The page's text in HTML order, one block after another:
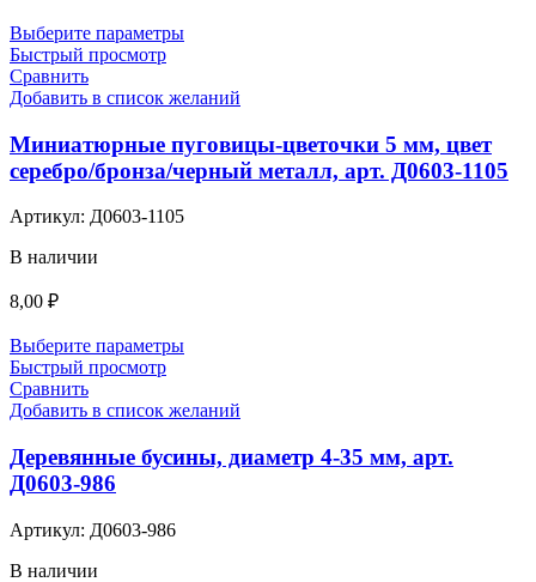
Выберите параметры
Быстрый просмотр
Сравнить
Добавить в список желаний
Миниатюрные пуговицы-цветочки 5 мм, цвет
серебро/бронза/черный металл, арт. Д0603-1105
Артикул: Д0603-1105
В наличии
8,00 ₽
Выберите параметры
Быстрый просмотр
Сравнить
Добавить в список желаний
Деревянные бусины, диаметр 4-35 мм, арт.
Д0603-986
Артикул: Д0603-986
В наличии